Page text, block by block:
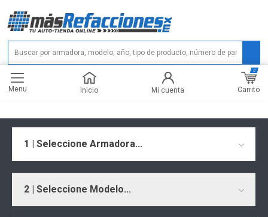
Menu Inicio Mi cuenta Carrito
0
1 | Seleccione Armadora...
2 | Seleccione Modelo...